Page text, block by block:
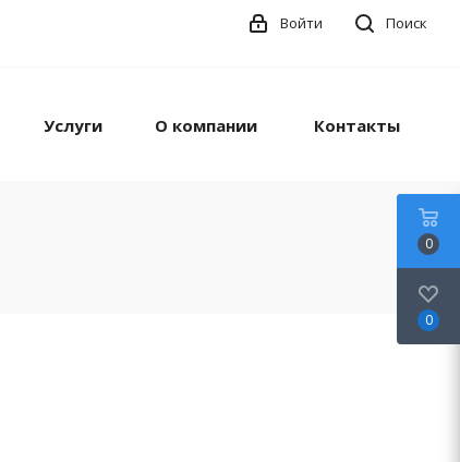
Поиск
Войти
Услуги О компании Контакты
0
0